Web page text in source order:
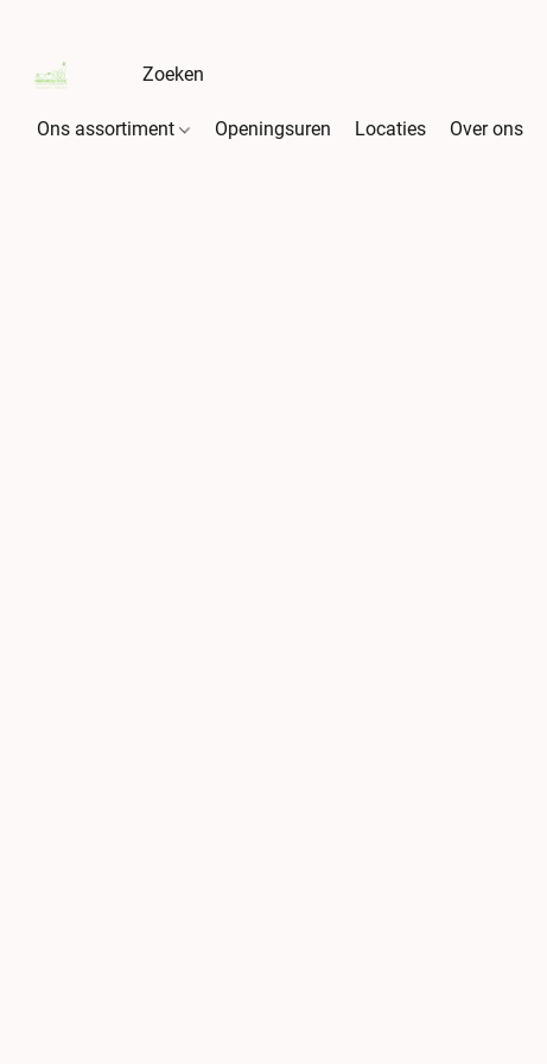
Ons assortiment Openingsuren Locaties Over ons